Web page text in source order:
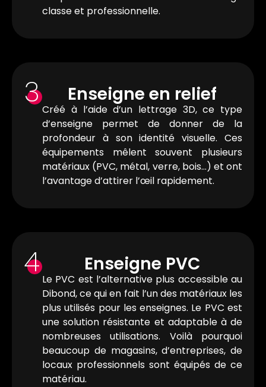
classe et professionnelle.
3 Enseigne en relief
Créé à l’aide d’un lettrage 3D, ce type
d’enseigne permet de donner de la
profondeur à son identité visuelle. Ces
équipements mêlent souvent plusieurs
matériaux (PVC, métal, verre, bois…) et ont
l’avantage d’attirer l’œil rapidement.
4 Enseigne PVC
Le PVC est l’alternative plus accessible au
Dibond, ce qui en fait l’un des matériaux les
plus utilisés pour les enseignes. Le PVC est
une solution résistante et adaptable à de
nombreuses utilisations. Voilà pourquoi
beaucoup de magasins, d’entreprises, de
locaux professionnels sont équipés de ce
matériau.